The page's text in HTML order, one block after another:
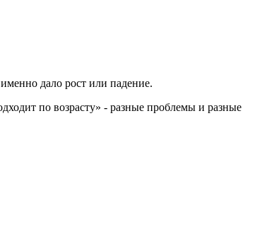
дало рост или падение.
по возрасту» - разные проблемы и разные